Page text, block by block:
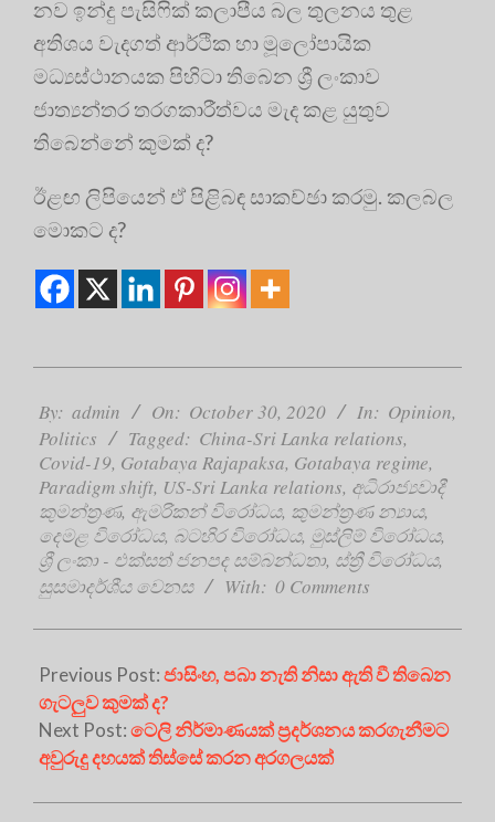
නව ඉන්දු පැසිෆික් කලාපීය බල තුලනය තුළ
අතිශය වැදගත් ආර්ථික හා මූලෝපායික
මධ්‍යස්ථානයක පිහිටා තිබෙන ශ්‍රී ලංකාව
ජාත්‍යන්තර තරගකාරීත්වය මැද කළ යුතුව
තිබෙන්නේ කුමක් ද?
ඊළඟ ලිපියෙන් ඒ පිළිබඳ සාකච්ඡා කරමු. කලබල
මොකට ද?
10-
30
By: admin On: October 30, 2020 In: Opinion,
Politics
Tagged: China-Sri Lanka relations,
Covid-19, Gotabaya Rajapaksa, Gotabaya regime,
Paradigm shift, US-Sri Lanka relations, අධිරාජ්‍යවාදී
කුමන්ත්‍රණ, ඇමරිකන් විරෝධය, කුමන්ත්‍රණ න්‍යාය,
දෙමළ විරෝධය, බටහිර විරෝධය, මුස්ලිම් විරෝධය,
ශ්‍රී ලංකා - එක්සත් ජනපද සම්බන්ධතා, ස්ත්‍රී විරෝධය,
සුසමාදර්ශීය වෙනස
With: 0 Comments
Previous Post:ජාසිංහ, පබා නැති නිසා ඇති වී තිබෙන
ගැටලුව කුමක් ද?
Next Post:ටෙලි නිර්මාණයක් ප්‍රදර්ශනය කරගැනීමට
අවුරුදු දහයක් තිස්සේ කරන අරගලයක්